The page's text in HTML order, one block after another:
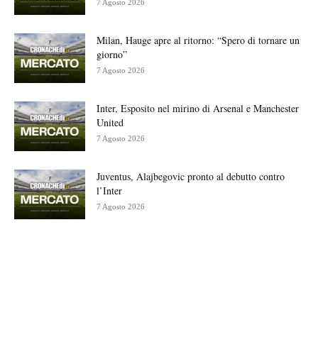
7 Agosto 2026
Milan, Hauge apre al ritorno: “Spero di tornare un
giorno”
7 Agosto 2026
Inter, Esposito nel mirino di Arsenal e Manchester
United
7 Agosto 2026
Juventus, Alajbegovic pronto al debutto contro
l’Inter
7 Agosto 2026